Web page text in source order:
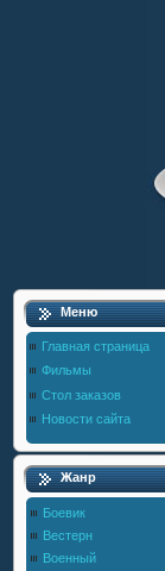
Меню
Главная страница
Фильмы
Стол заказов
Новости сайта
Жанр
Боевик
Вестерн
Военный